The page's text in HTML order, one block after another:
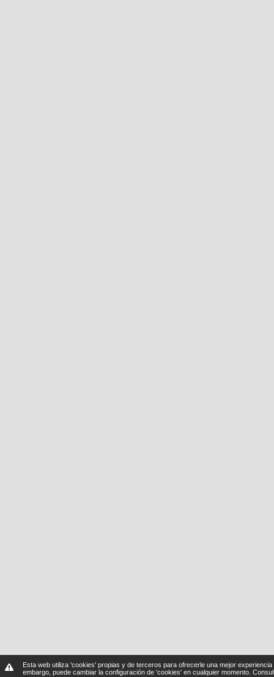
Esta web utiliza 'cookies' propias y de terceros para ofrecerle una mejor
embargo, puede cambiar la configuración de 'cookies' en cualquier momento.